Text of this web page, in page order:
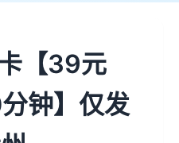
【39元
钟】仅发